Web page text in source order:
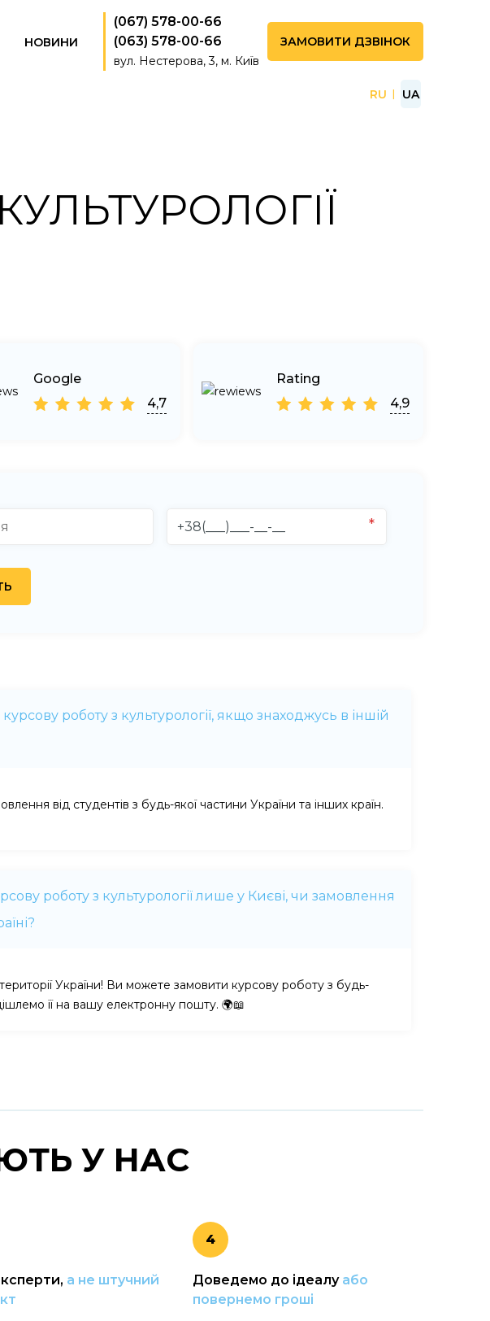
НОВИНИ
(067) 578-00-66
(063) 578-00-66
вул. Нестерова, 3, м. Київ
ЗАМОВИТИ ДЗВІНОК
RU UA
Google
4,7
Rating
4,9
роботу з культурології, якщо знаходжусь в іншій
від студентів з будь-якої частини України та інших країн.
роботу з культурології лише у Києві, чи замовлення
України! Ви можете замовити курсову роботу з будь-
її на вашу електронну пошту. 🌍📖
У НАС
а не штучний
4
Доведемо до ідеалу або
повернемо гроші